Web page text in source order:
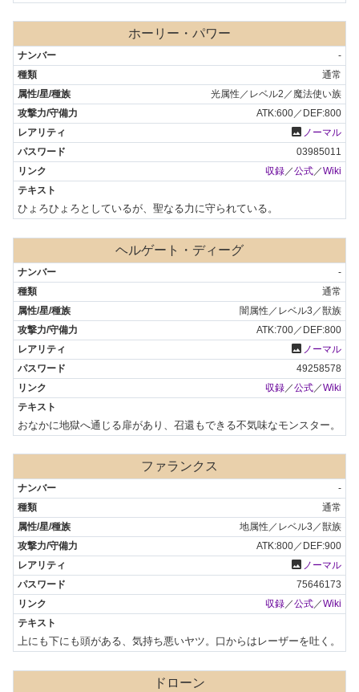
ホーリー・パワー
-
通常
光属性／レベル2／魔法使い族
ATK:600／DEF:800
photo ノーマル
03985011
収録／公式／Wiki
ひょろひょろとしているが、聖なる力に守られている。
ヘルゲート・ディーグ
-
通常
闇属性／レベル3／獣族
ATK:700／DEF:800
photo ノーマル
49258578
収録／公式／Wiki
おなかに地獄へ通じる扉があり、召還もできる不気味なモンスター。
ファランクス
-
通常
地属性／レベル3／獣族
ATK:800／DEF:900
photo ノーマル
75646173
収録／公式／Wiki
上にも下にも頭がある、気持ち悪いヤツ。口からはレーザーを吐く。
ドローン